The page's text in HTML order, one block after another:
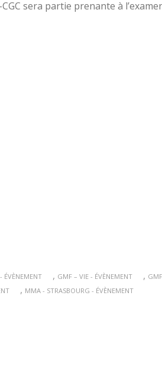
sera partie prenante à
ÉVÈNEMENT , GMF – VIE - ÉVÈNEMENT ,
, MMA - STRASBOURG - ÉVÈNEMENT